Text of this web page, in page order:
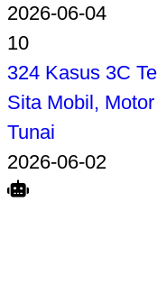
2026-06-04
10
324 Kasus 3C
Sita Mobil,
Tunai
2026-06-02